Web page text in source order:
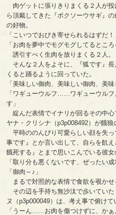
肉ゲットに張りきりまくる２人が
ら頂戴してきた『ボクソーウサギ』
の好物。
「こいつでおびき寄せられるはずだ！
「お肉を夢中でモグモグしてるとこ
誘引すべく生肉を放りまくる２人。
そんな２人をよそに、『狐です』長
くると踊るように回っていた。
「美味しい御肉、美味しい御肉、美
「ワギューウルフ……ワギューウル
す」
綻んだ表情でイナリが回るその中心
ヤナ・クリシナ（p3p008492）が餓狼
平時ののんびり可愛らしい顔を失
事です』とか言い出して、自らを飢
餓死する』とまで思いこんでいる彼女
「取り分も悪くないです、ぜったい
「御肉～♪」
まるで対照的な表情で食欲を覗かせ
その辺を手持ち無沙汰で歩いてい
ヌ（p3p000049）は、考え事で俯けて
「うーん……お肉を傷つけずに、か